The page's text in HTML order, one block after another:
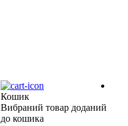
Кошик
Вибраний товар доданий
до кошика